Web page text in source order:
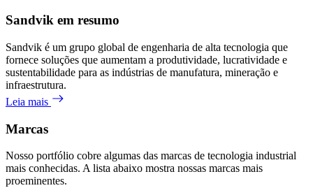
Sandvik em resumo
Sandvik é um grupo global de engenharia de alta tecnologia que
fornece soluções que aumentam a produtividade, lucratividade e
sustentabilidade para as indústrias de manufatura, mineração e
infraestrutura.
Leia mais
Marcas
Nosso portfólio cobre algumas das marcas de tecnologia industrial
mais conhecidas. A lista abaixo mostra nossas marcas mais
proeminentes.